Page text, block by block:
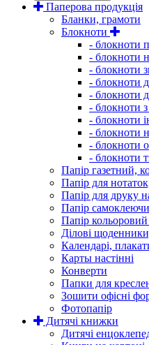
Паперова продукція
Бланки, грамоти
Блокноти
- блокноти
- блокноти
- блокноти
- блокноти
- блокноти
- блокноти
- блокноти
- блокноти
- блокноти
- блокноти
Папір газетний,
Папір для
Папір для друку
Папір
Папір
Ділові
Календарі,
Карты настінні
Конверти
Папки для
Зошити офісні
Фотопапір
Дитячі книжки
Дитячі